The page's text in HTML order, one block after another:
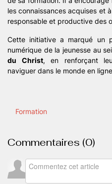
les connaissances acquises et
responsable et productive des
Cette initiative a marqué un
numérique de la jeunesse au
du Christ, en renforçant
naviguer dans le monde en
Formation
Commentaires (0)